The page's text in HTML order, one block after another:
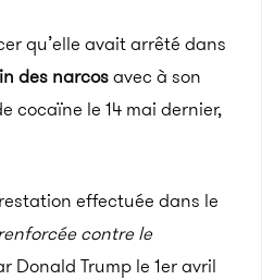
qu’elle avait arrêté dans
des narcosavec à son
cocaïne le 14 mai dernier,
effectuée dans le
contre le
Donald Trump le 1er avril